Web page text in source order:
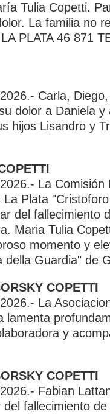
Tulia Copetti.
La familia no
PLATA 46 871
Carla,
dolor a Daniela y
hijos Lisandro y
La Comisión
Plata
del fallecimiento
Maria Tulia
momento y
della Guardia" de
COPETTI
La
lamenta
y
COPETTI
Fabian
fallecimiento